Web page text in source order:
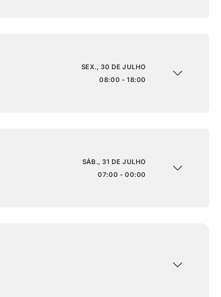
SEX., 30 DE JULHO
08:00 - 18:00
SÁB., 31 DE JULHO
07:00 - 00:00